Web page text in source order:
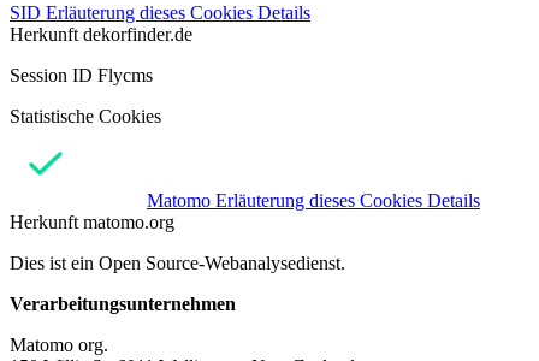
SID Erläuterung dieses Cookies Details
Herkunft dekorfinder.de
Session ID Flycms
Statistische Cookies
Matomo Erläuterung dieses Cookies Details
Herkunft matomo.org
Dies ist ein Open Source-Webanalysedienst.
Verarbeitungsunternehmen
Matomo org.